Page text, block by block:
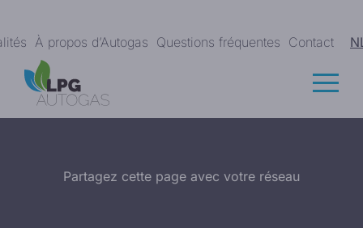
À propos d’Autogas Questions fréquentes Contact
Partagez cette page avec votre réseau